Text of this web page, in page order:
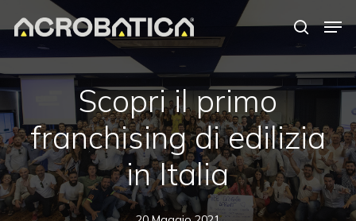
to
content
Scopri il primo
franchising di edilizia
in Italia
Menu